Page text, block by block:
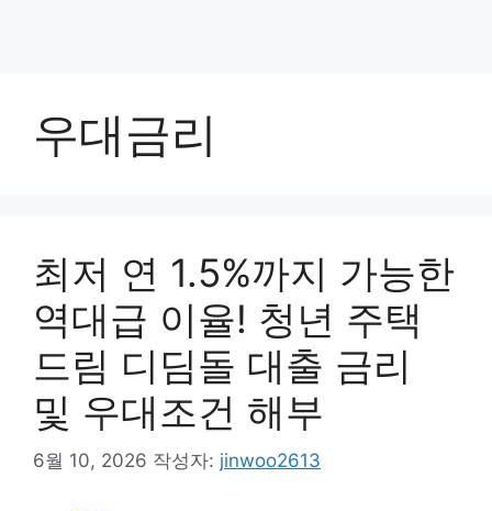
우대금리
최저 연 1.5%까지 가능한
역대급 이율! 청년 주택
드림 디딤돌 대출 금리
및 우대조건 해부
6월 10, 2026 작성자: jinwoo2613